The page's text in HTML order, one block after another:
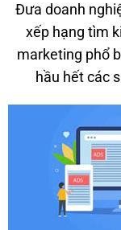
Đưa doanh
xếp hạng tìm
marketing phổ
hầu hết các